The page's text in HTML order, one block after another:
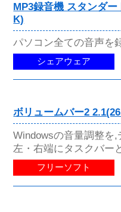
MP3録音機 スタンダ
K)
パソコン全ての音声を
シェアウェア
ボリュームバー2
Windowsの音量調整を,
左・右端にタスクバー
フリーソフト